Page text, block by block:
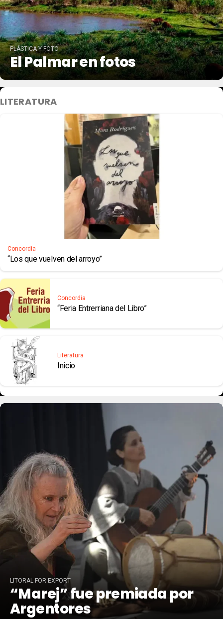
PLÁSTICA Y FOTO
El Palmar en fotos
LITERATURA
Concordia
“Los que vuelven del arroyo”
Concordia
“Feria Entrerriana del Libro”
Literatura
Inicio
LITORAL FOR EXPORT
“Marej” fue premiada por
Argentores